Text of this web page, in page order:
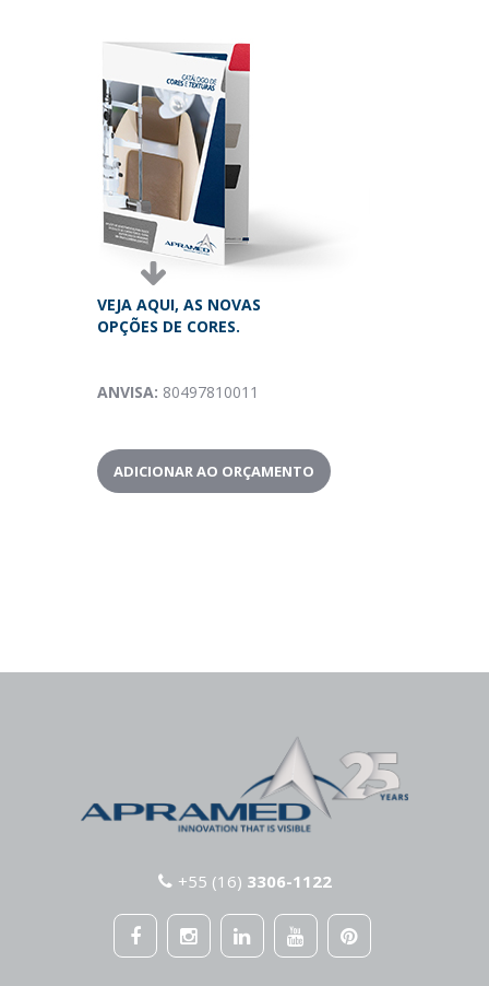
VEJA AQUI, AS NOVAS
OPÇÕES DE CORES.
ANVISA: 80497810011
ADICIONAR AO ORÇAMENTO
+55 (16) 3306-1122